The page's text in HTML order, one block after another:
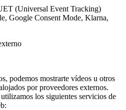
(Universal Event Tracking)
Google Consent Mode, Klarna,
podemos mostrarte vídeos u otros
por proveedores externos.
los siguientes servicios de